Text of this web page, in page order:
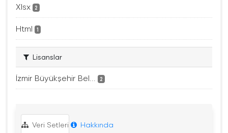
Xlsx 2
Html 1
Lisanslar
İzmir Büyükşehir Bel... 2
Veri Setleri Hakkında